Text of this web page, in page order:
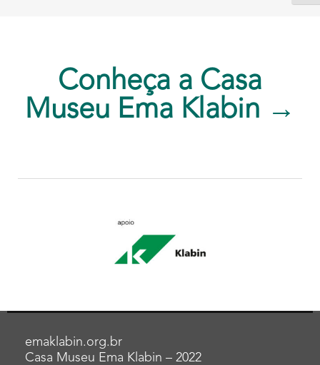
Conheça a Casa
Museu Ema Klabin →
emaklabin.org.br
Casa Museu Ema Klabin – 2022